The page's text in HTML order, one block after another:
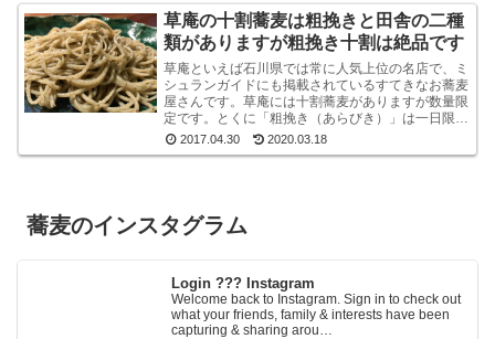
草庵の十割蕎麦は粗挽きと田舎の二種
類がありますが粗挽き十割は絶品です
草庵といえば石川県では常に人気上位の名店で、ミ
シュランガイドにも掲載されているすてきなお蕎麦
屋さんです。草庵には十割蕎麦がありますが数量限
定です。とくに「粗挽き（あらびき）」は一日限定
１０食というレアな十割蕎麦です。もしも、十割粗
挽きがオー...
2017.04.30 2020.03.18
蕎麦のインスタグラム
Login ??? Instagram
Welcome back to Instagram. Sign in to check out
what your friends, family & interests have been
capturing & sharing arou…